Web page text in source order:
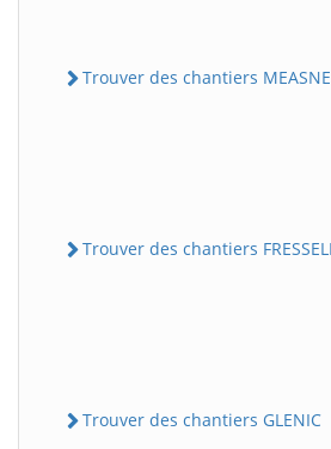
Trouver des chantiers
Trouver des chantiers
Trouver des chantiers GLENIC